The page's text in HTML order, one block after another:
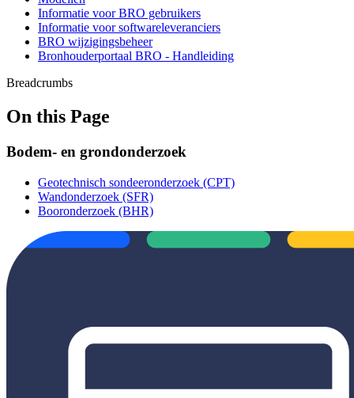
Informatie voor BRO gebruikers
Informatie voor softwareleveranciers
BRO wijzigingsbeheer
Bronhouderportaal BRO - Handleiding
Breadcrumbs
On this Page
Bodem- en grondonderzoek
Geotechnisch sondeeronderzoek (CPT)
Wandonderzoek (SFR)
Booronderzoek (BHR)